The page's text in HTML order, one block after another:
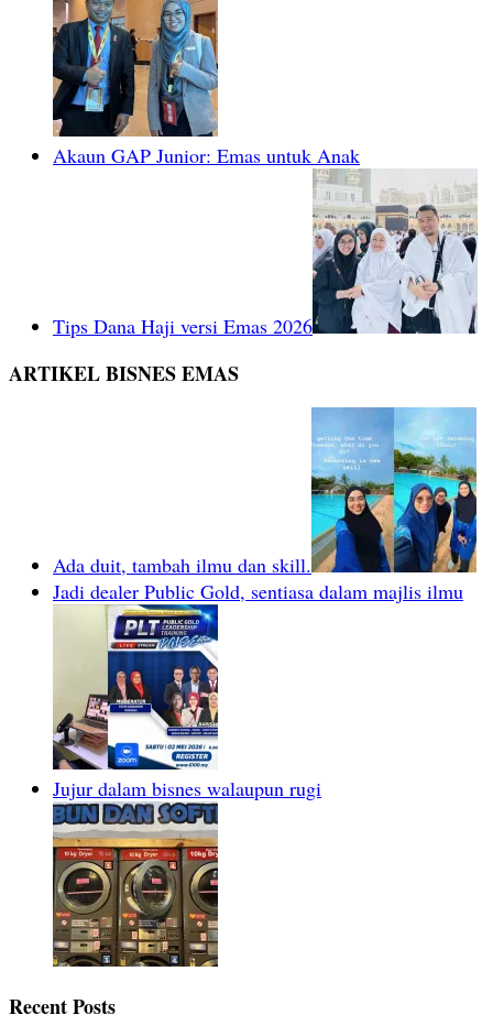
Akaun GAP Junior: Emas untuk Anak
Tips Dana Haji versi Emas 2026
ARTIKEL BISNES EMAS
Ada duit, tambah ilmu dan skill.
Jadi dealer Public Gold, sentiasa dalam majlis ilmu
Jujur dalam bisnes walaupun rugi
Recent Posts